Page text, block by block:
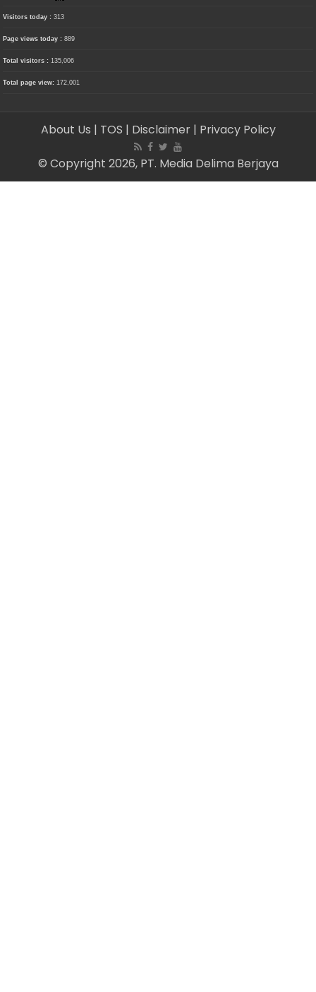
Visitors today :313
Page views today :889
Total visitors :135,006
Total page view:172,001
About Us | TOS | Disclaimer | Privacy Policy
© Copyright 2026, PT. Media Delima Berjaya